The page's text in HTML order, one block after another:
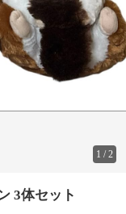
1 /2
3体セット